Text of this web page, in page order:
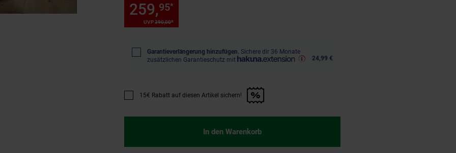
UVP390,00*
259,95*
Garantieverlängerung hinzufügen. Sichere dir 36 Monate
zusätzlichen Garantieschutz mit
24,99 €
Promotion "15€ Rabatt auf diesen Artikel sichern!" anwenden
15€ Rabatt auf diesen Artikel sichern!
In den Warenkorb